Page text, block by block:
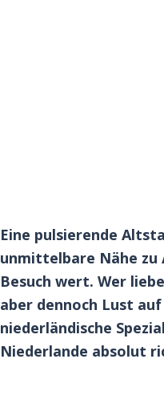
Eine pulsierende
unmittelbare Nähe
Besuch wert. Wer
aber dennoch Lust
niederländische
Niederlande absolut